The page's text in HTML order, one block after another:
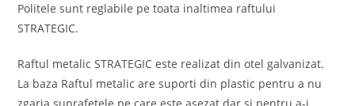
Politele sunt reglabile pe toata inaltimea raftului
STRATEGIC.
Raftul metalic STRATEGIC este realizat din otel galvanizat.
La baza Raftul metalic are suporti din plastic pentru a nu